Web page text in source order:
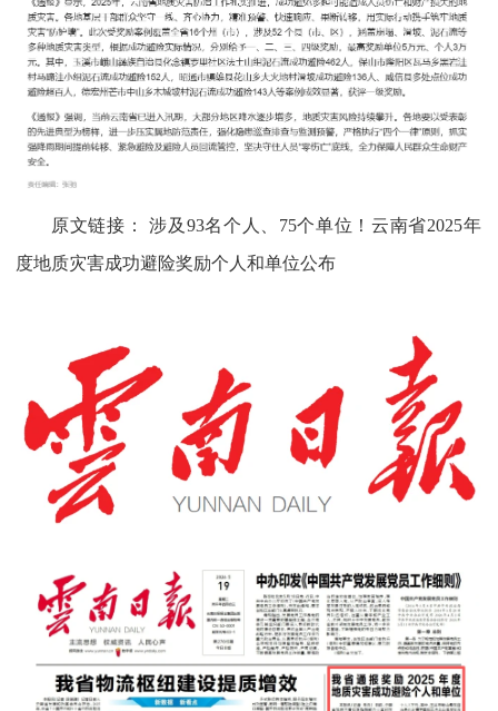
原文链接：
涉及93名个人、75个单位！云南省2025年
度地质灾害成功避险奖励个人和单位公布